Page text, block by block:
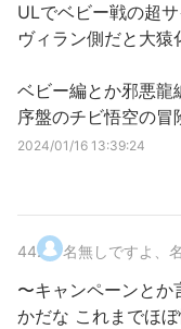
ULでベビー戦の超
ヴィラン側だと大
ベビー編とか邪悪龍
序盤のチビ悟空の
2024/01/16 13:39:24
44. 名無しですよ、
〜キャンペーンとか
かだな これまでほ